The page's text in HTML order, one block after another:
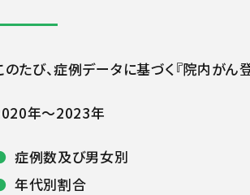
のたび、症例データに基づく『院内がん
年～2023年
症例数及び男女別
年代別割合